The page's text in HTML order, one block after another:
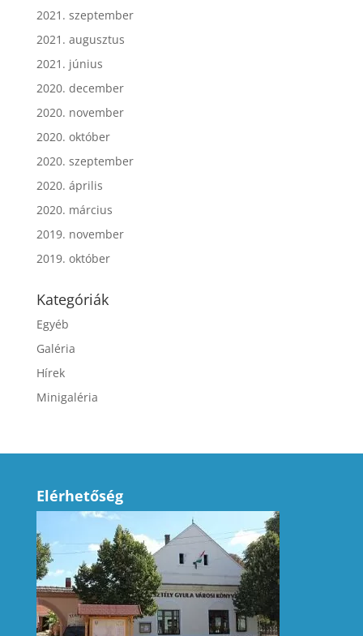
2021. szeptember
2021. augusztus
2021. június
2020. december
2020. november
2020. október
2020. szeptember
2020. április
2020. március
2019. november
2019. október
Kategóriák
Egyéb
Galéria
Hírek
Minigaléria
Elérhetőség